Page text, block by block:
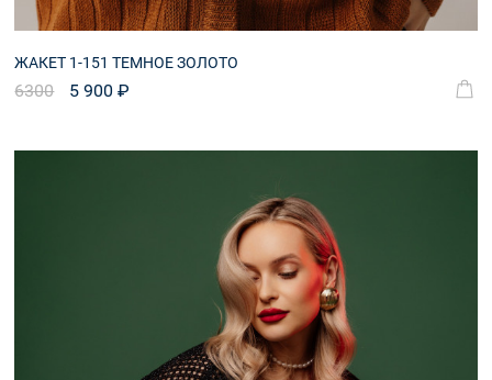
ЖАКЕТ 1-151 ТЕМНОЕ ЗОЛОТО
6300 5 900 ₽